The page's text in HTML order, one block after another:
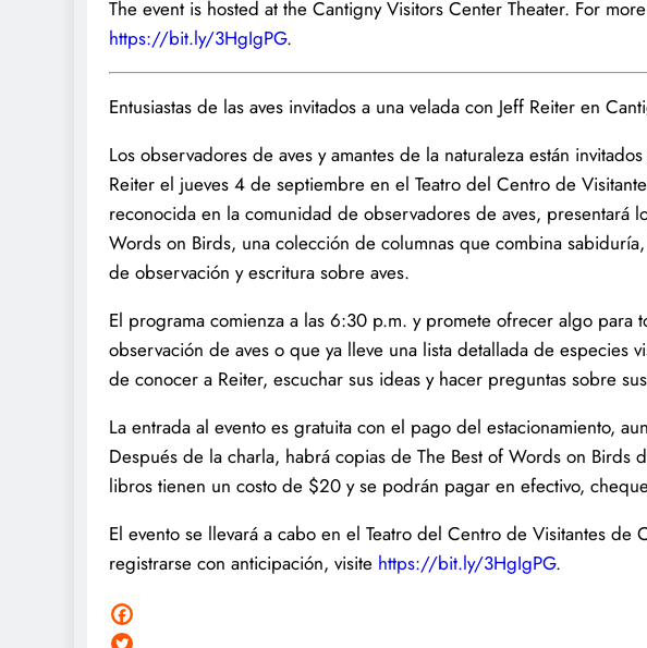
The event is hosted at the Cantigny Visitors Center Theater. For
https://bit.ly/3HgIgPG.
Entusiastas de las aves invitados a una velada con Jeff Reiter en
Los observadores de aves y amantes de la naturaleza están
Reiter el jueves 4 de septiembre en el Teatro del Centro de
reconocida en la comunidad de observadores de aves, presentará
Words on Birds, una colección de columnas que combina
de observación y escritura sobre aves.
El programa comienza a las 6:30 p.m. y promete ofrecer algo para
observación de aves o que ya lleve una lista detallada de especies
de conocer a Reiter, escuchar sus ideas y hacer preguntas sobre
La entrada al evento es gratuita con el pago del estacionamiento,
Después de la charla, habrá copias de The Best of Words on Birds
libros tienen un costo de $20 y se podrán pagar en efectivo,
El evento se llevará a cabo en el Teatro del Centro de Visitantes de
registrarse con anticipación, visite https://bit.ly/3HgIgPG.